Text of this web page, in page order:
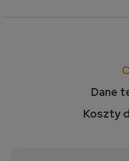
Dane
Koszty
Cena nie zawiera